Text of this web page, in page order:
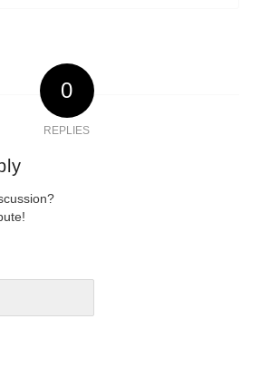
0
REPLIES